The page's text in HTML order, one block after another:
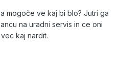
mogoče ve kaj bi blo? Jutri ga
na uradni servis in ce oni
kaj nardit.